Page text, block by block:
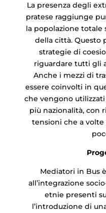
La presenza degli
pratese raggiunge
la popolazione totale
della città. Questo
strategie di
riguardare tutti gli
Anche i mezzi di
essere coinvolti in
che vengono
più nazionalità, con
tensioni che a
Mediatori in Bus
all’integrazione
etnie presenti
l’introduzione di